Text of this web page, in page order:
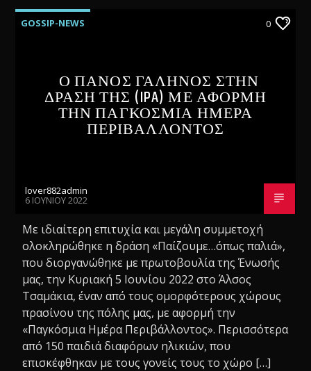
GOSSIP-NEWS 0
Ο ΠΑΝΟΣ ΓΑΛΗΝΟΣ ΣΤΗΝ
ΔΡΑΣΗ ΤΗΣ (IPA) ΜΕ ΑΦΟΡΜΗ
ΤΗΝ ΠΑΓΚΟΣΜΙΑ ΗΜΕΡΑ
ΠΕΡΙΒΑΛΛΟΝΤΟΣ
lover882admin
6 ΙΟΥΝΊΟΥ 2022
Με ιδιαίτερη επιτυχία και μεγάλη συμμετοχή
ολοκληρώθηκε η δράση «Παίζουμε…όπως παλιά»,
που διοργανώθηκε με πρωτοβουλία της Ένωσής
μας, την Κυριακή 5 Ιουνίου 2022 στο Άλσος
Τσαμάκια, έναν από τους ομορφότερους χώρους
πρασίνου της πόλης μας, με αφορμή την
«Παγκόσμια Ημέρα Περιβάλλοντος». Περισσότερα
από 150 παιδιά διαφόρων ηλικιών, που
επισκέφθηκαν με τους γονείς τους το χώρο […]